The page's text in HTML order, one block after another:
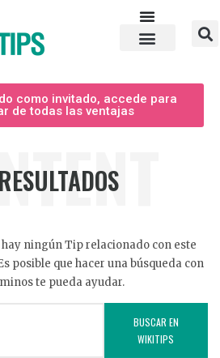
herramientas
como invitado, accede para
de todas las ventajas
ningún Tip relacionado con este
posible que hacer una búsqueda con
te pueda ayudar.
BUSCAR EN
WIKITIPS